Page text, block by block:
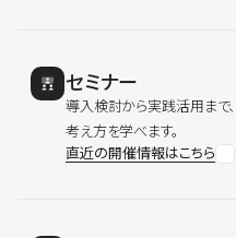
セミナー
導入検討から実践活用まで
考え方を学べます。
直近の開催情報はこちら